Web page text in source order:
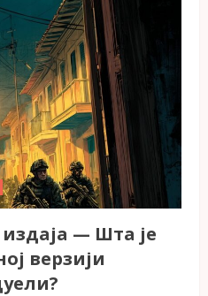
— Шта је
верзији